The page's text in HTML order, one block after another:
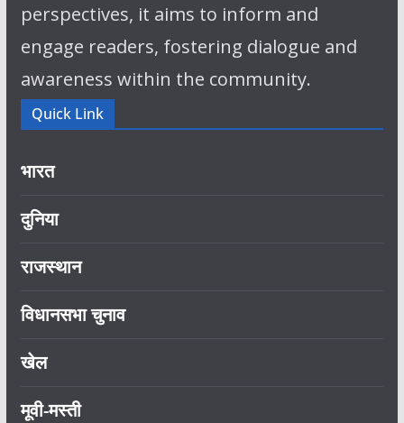
perspectives, it aims to inform and
engage readers, fostering dialogue and
awareness within the community.
Quick Link
भारत
दुनिया
राजस्थान
विधानसभा चुनाव
खेल
मूवी-मस्ती